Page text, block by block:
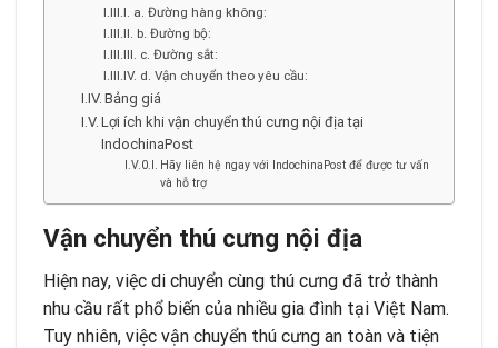
a. Đường hàng không:
b. Đường bộ:
c. Đường sắt:
d. Vận chuyển theo yêu cầu:
Bảng giá
Lợi ích khi vận chuyển thú cưng nội địa tại
IndochinaPost
Hãy liên hệ ngay với IndochinaPost để được tư vấn
và hỗ trợ
Vận chuyển thú cưng nội địa
Hiện nay, việc di chuyển cùng thú cưng đã trở thành
nhu cầu rất phổ biến của nhiều gia đình tại Việt Nam.
Tuy nhiên, việc vận chuyển thú cưng an toàn và tiện